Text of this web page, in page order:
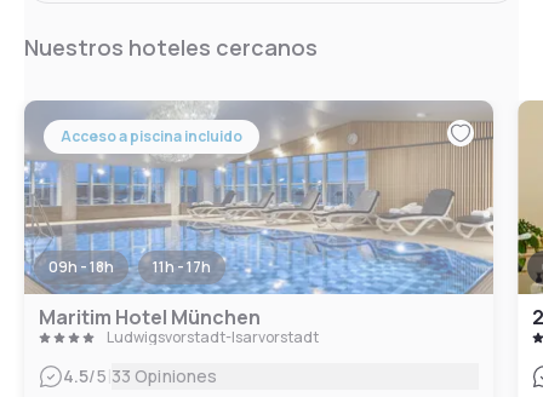
Nuestros hoteles cercanos
Acceso a piscina incluido
09h - 18h 11h - 17h
Maritim Hotel München
Ludwigsvorstadt-Isarvorstadt
4.5/5|33 Opiniones